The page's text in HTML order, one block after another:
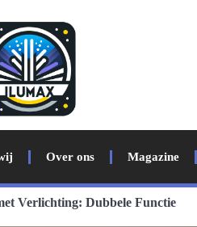
Over ons Magazine
Verlichting: Dubbele Functie